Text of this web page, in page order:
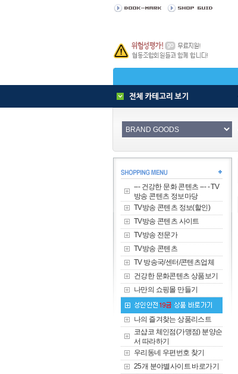
--- 건강한 문화 콘텐츠 --- - TV
방송 콘텐츠 정보마당
TV방송 콘텐츠 정보(할인)
TV방송 콘텐츠 사이트
TV방송 전문가
TV방송 콘텐츠
TV 방송국/센터/콘텐츠업체
건강한 문화콘텐츠 상품보기
나만의 쇼핑몰 만들기
나의 즐겨찾는 상품리스트
코샵코 체인점(가맹점) 분양순
서 따라하기
우리동네 우편번호 찾기
25개 분야별사이트 바로가기